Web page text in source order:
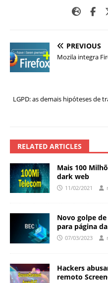
PREVIOUS
Mozila integra
LGPD: as demais hipóteses de
RELATED ARTICLES
Mais 100
dark web
11/02/2021
Novo golpe
para página
07/03/2023
Hackers
remoto